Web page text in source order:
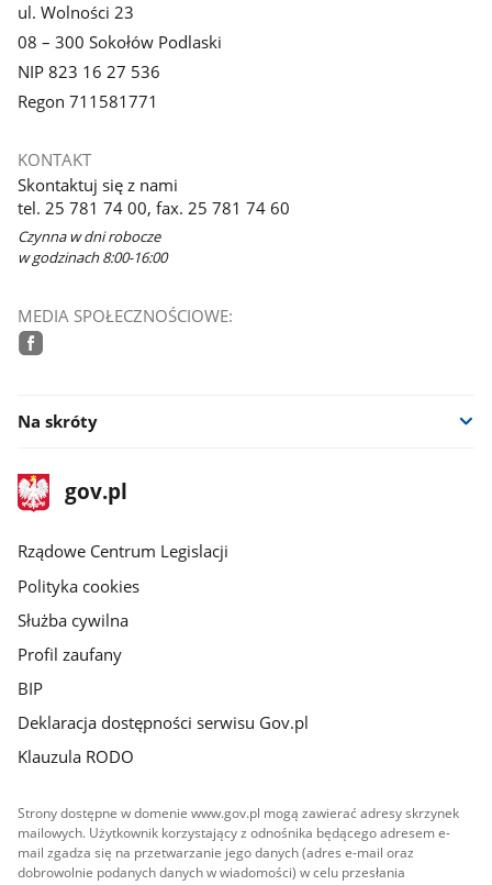
ul. Wolności 23
08 – 300 Sokołów Podlaski
NIP 823 16 27 536
Regon 711581771
KONTAKT
Skontaktuj się z nami
tel. 25 781 74 00, fax. 25 781 74 60
Czynna w dni robocze
w godzinach 8:00-16:00
MEDIA SPOŁECZNOŚCIOWE:
Na skróty
stopka
gov.plStrona
gov.pl
Rządowe Centrum Legislacji
Polityka cookies
Służba cywilna
Profil zaufany
BIP
Deklaracja dostępności serwisu Gov.pl
Klauzula RODO
Strony dostępne w domenie www.gov.pl mogą zawierać adresy skrzynek
mailowych. Użytkownik korzystający z odnośnika będącego adresem e-
mail zgadza się na przetwarzanie jego danych (adres e-mail oraz
dobrowolnie podanych danych w wiadomości) w celu przesłania